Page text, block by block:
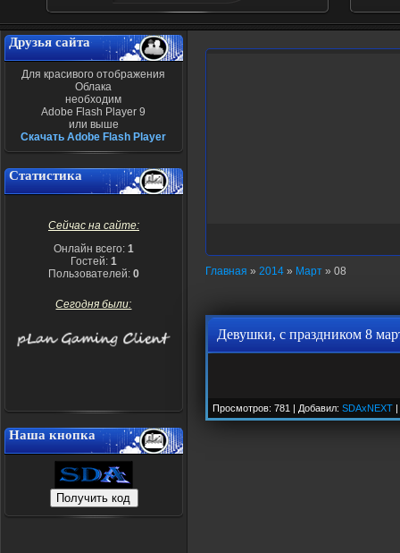
Друзья сайта
Для красивого отображения
Облака
необходим
Adobe Flash Player 9
или выше
Скачать Adobe Flash Player
Статистика
Сейчас на сайте:
Онлайн всего: 1
Гостей: 1
Пользователей: 0
Сегодня были:
Наша кнопка
Главная » 2014 » Март » 08
Девушки, с праздником 8
Просмотров: 781 | Добавил: SDAxNEXT